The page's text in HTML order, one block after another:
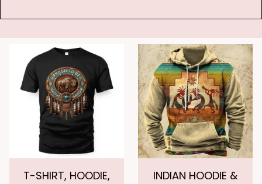
T-SHIRT, HOODIE,
INDIAN HOODIE &